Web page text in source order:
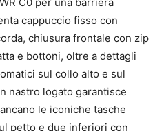
cappuccio fisso con
chiusura frontale con zip
e bottoni, oltre a dettagli
sul collo alto e sul
nastro logato garantisce
le iconiche tasche
petto e due inferiori con